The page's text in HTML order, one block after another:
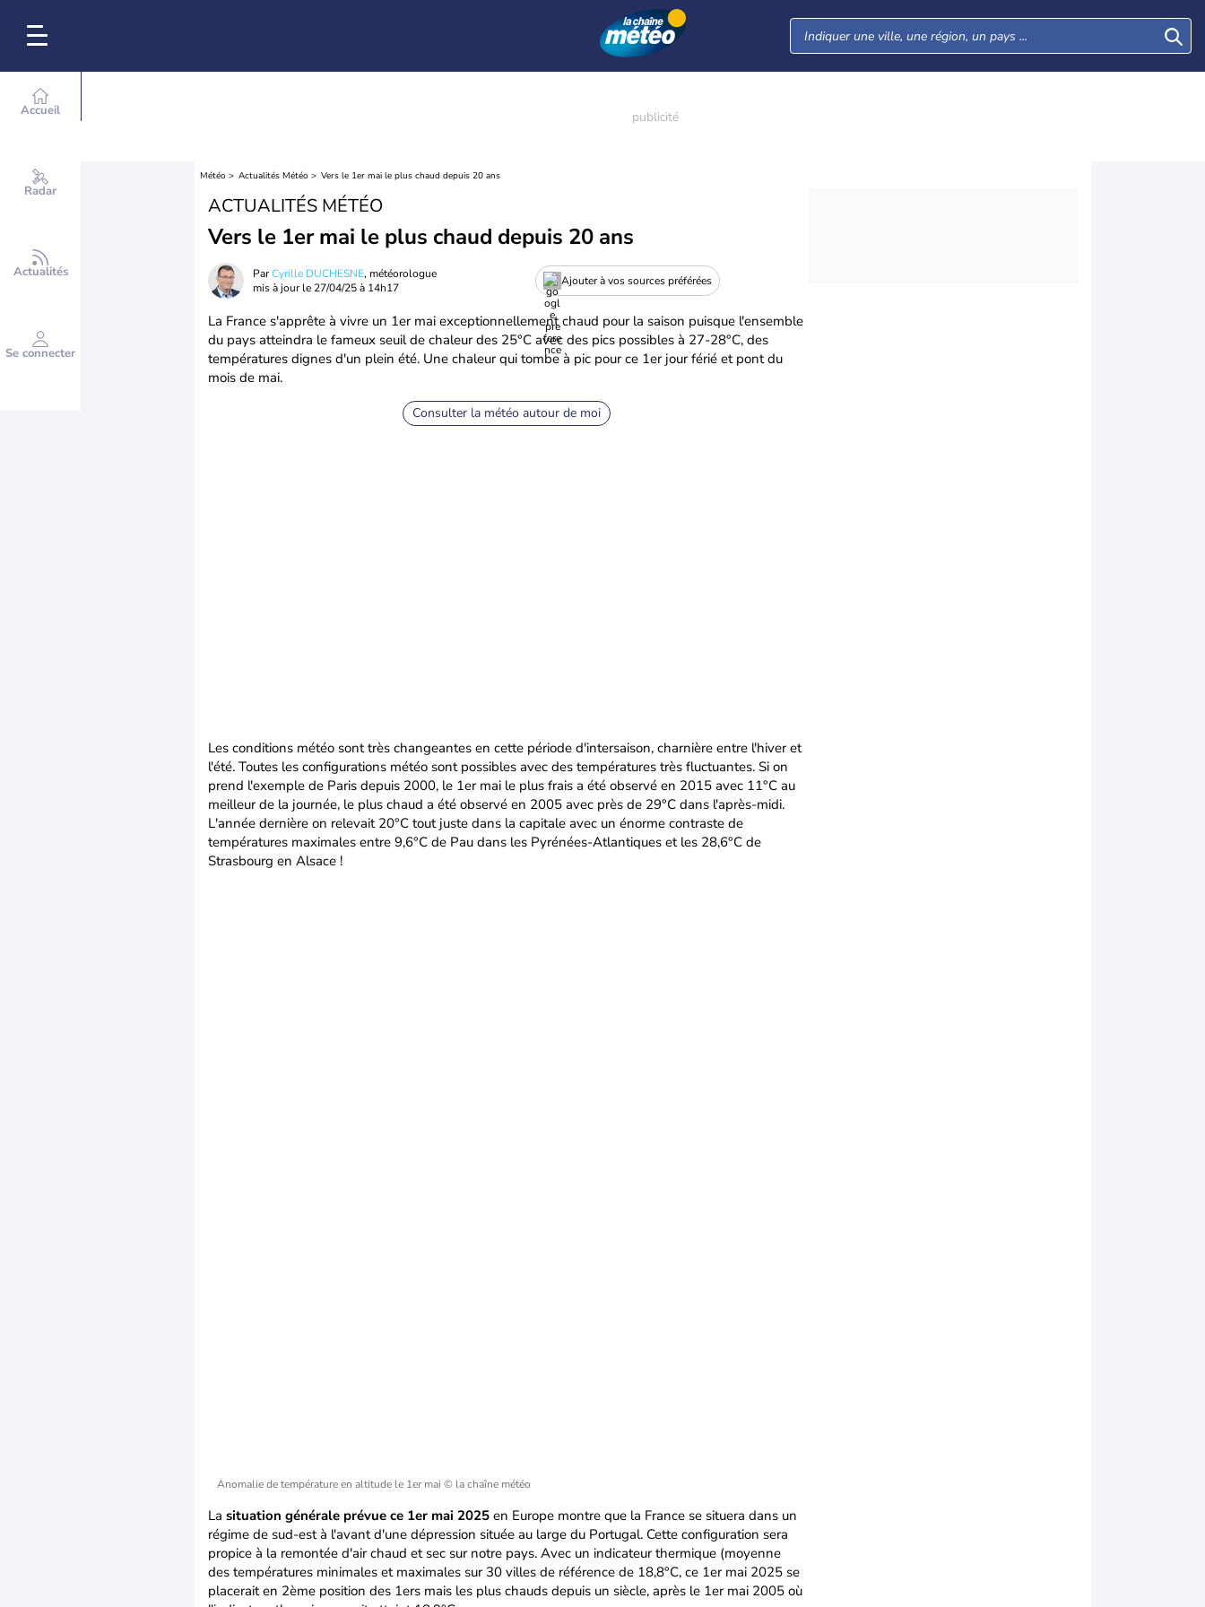
Accueil
Radar
Actualités
Se connecter
Météo Actualités Météo Vers le 1er mai le plus chaud depuis 20 ans
ACTUALITÉS MÉTÉO
Vers le 1er mai le plus chaud depuis 20 ans
ParCyrille DUCHESNE, météorologue
mis à jour le 27/04/25 à 14h17
Ajouter à vos sources préférées
La France s'apprête à vivre un 1er mai exceptionnellement chaud pour la saison puisque l'ensemble
du pays atteindra le fameux seuil de chaleur des 25°C avec des pics possibles à 27-28°C, des
températures dignes d'un plein été. Une chaleur qui tombe à pic pour ce 1er jour férié et pont du
mois de mai.
Consulter la météo autour de moi
Les conditions météo sont très changeantes en cette période d'intersaison, charnière entre l'hiver et
l'été. Toutes les configurations météo sont possibles avec des températures très fluctuantes. Si on
prend l'exemple de Paris depuis 2000, le 1er mai le plus frais a été observé en 2015 avec 11°C au
meilleur de la journée, le plus chaud a été observé en 2005 avec près de 29°C dans l'après-midi.
L'année dernière on relevait 20°C tout juste dans la capitale avec un énorme contraste de
températures maximales entre 9,6°C de Pau dans les Pyrénées-Atlantiques et les 28,6°C de
Strasbourg en Alsace !
Anomalie de température en altitude le 1er mai © la chaîne météo
La situation générale prévue ce 1er mai 2025 en Europe montre que la France se situera dans un
régime de sud-est à l'avant d'une dépression située au large du Portugal. Cette configuration sera
propice à la remontée d'air chaud et sec sur notre pays. Avec un indicateur thermique (moyenne
des températures minimales et maximales sur 30 villes de référence de 18,8°C, ce 1er mai 2025 se
placerait en 2ème position des 1ers mais les plus chauds depuis un siècle, après le 1er mai 2005 où